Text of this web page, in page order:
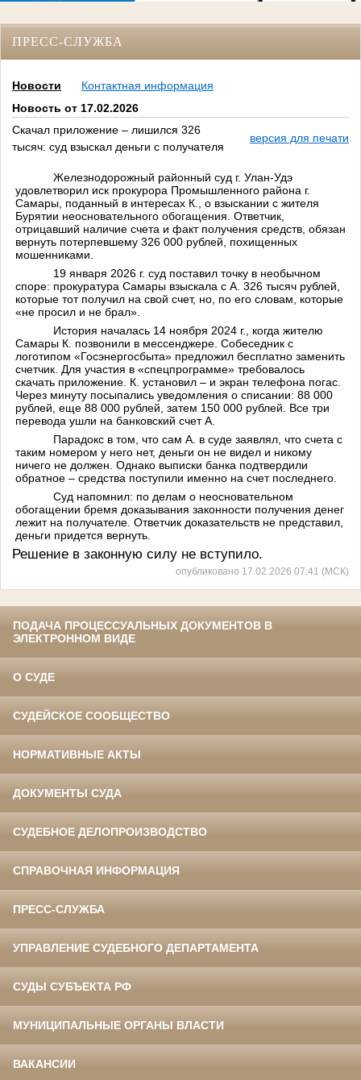
ПРЕСС-СЛУЖБА
Новости
Контактная информация
Новость от 17.02.2026
Скачал приложение – лишился 326
тысяч: суд взыскал деньги с получателя
версия для печати
Железнодорожный районный суд г. Улан-Удэ
удовлетворил иск прокурора Промышленного района г.
Самары, поданный в интересах К., о взыскании с жителя
Бурятии неосновательного обогащения. Ответчик,
отрицавший наличие счета и факт получения средств, обязан
вернуть потерпевшему 326 000 рублей, похищенных
мошенниками.
19 января 2026 г. суд поставил точку в необычном
споре: прокуратура Самары взыскала с А. 326 тысяч рублей,
которые тот получил на свой счет, но, по его словам, которые
«не просил и не брал».
История началась 14 ноября 2024 г., когда жителю
Самары К. позвонили в мессенджере. Собеседник с
логотипом «Госэнергосбыта» предложил бесплатно заменить
счетчик. Для участия в «спецпрограмме» требовалось
скачать приложение. К. установил – и экран телефона погас.
Через минуту посыпались уведомления о списании: 88 000
рублей, еще 88 000 рублей, затем 150 000 рублей. Все три
перевода ушли на банковский счет А.
Парадокс в том, что сам А. в суде заявлял, что счета с
таким номером у него нет, деньги он не видел и никому
ничего не должен. Однако выписки банка подтвердили
обратное – средства поступили именно на счет последнего.
Суд напомнил: по делам о неосновательном
обогащении бремя доказывания законности получения денег
лежит на получателе. Ответчик доказательств не представил,
деньги придется вернуть.
Решение в законную силу не вступило.
опубликовано 17.02.2026 07:41 (МСК)
ПОДАЧА ПРОЦЕССУАЛЬНЫХ ДОКУМЕНТОВ В
ЭЛЕКТРОННОМ ВИДЕ
О СУДЕ
СУДЕЙСКОЕ СООБЩЕСТВО
НОРМАТИВНЫЕ АКТЫ
ДОКУМЕНТЫ СУДА
СУДЕБНОЕ ДЕЛОПРОИЗВОДСТВО
СПРАВОЧНАЯ ИНФОРМАЦИЯ
ПРЕСС-СЛУЖБА
УПРАВЛЕНИЕ СУДЕБНОГО ДЕПАРТАМЕНТА
СУДЫ СУБЪЕКТА РФ
МУНИЦИПАЛЬНЫЕ ОРГАНЫ ВЛАСТИ
ВАКАНСИИ